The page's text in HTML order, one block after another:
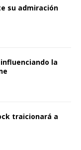
su admiración
la
traicionará a